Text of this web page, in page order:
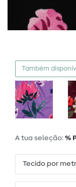
Também
A tua seleção: %
Tecido por